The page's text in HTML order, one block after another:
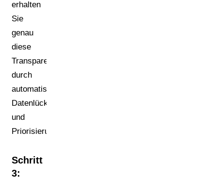
erhalten
Sie
genau
diese
Transparenz
durch
automatisierte
Datenlückenanalysen
und
Priorisierungslogiken.
Schritt
3: